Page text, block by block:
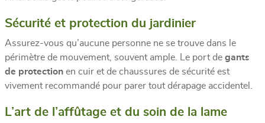
Sécurité et protection du jardinier
Assurez-vous qu’aucune personne ne se trouve dans le
périmètre de mouvement, souvent ample. Le port de gants
de protection en cuir et de chaussures de sécurité est
vivement recommandé pour parer tout dérapage accidentel.
L’art de l’affûtage et du soin de la lame